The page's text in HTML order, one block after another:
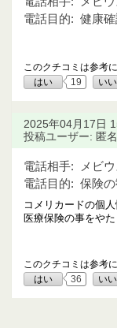
電話目的: 健康
このクチコミは参考
はい
19 いい
2025年04月17日
投稿ユーザー: 匿
電話相手:
メビ
電話目的: 保険
コメリカードの個
医療保険の事をや
このクチコミは参考
はい
36 いい